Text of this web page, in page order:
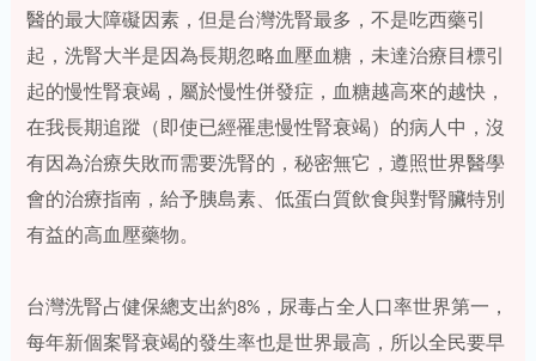
醫的最大障礙因素，但是台灣洗腎最多，不是吃西藥引
起，洗腎大半是因為長期忽略血壓血糖，未達治療目標引
起的慢性腎衰竭，屬於慢性併發症，血糖越高來的越快，
在我長期追蹤（即使已經罹患慢性腎衰竭）的病人中，沒
有因為治療失敗而需要洗腎的，秘密無它，遵照世界醫學
會的治療指南，給予胰島素、低蛋白質飲食與對腎臟特別
有益的高血壓藥物。
台灣洗腎占健保總支出約8%，尿毒占全人口率世界第一，
每年新個案腎衰竭的發生率也是世界最高，所以全民要早